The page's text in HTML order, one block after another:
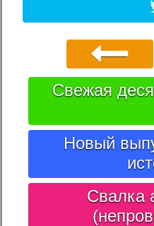
Свежая
Новый
Свалка